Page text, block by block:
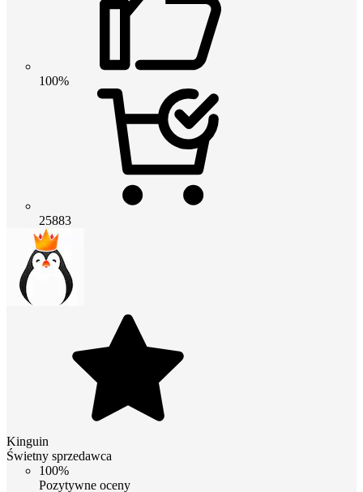
100%
25883
Kinguin
Świetny sprzedawca
100%
Pozytywne oceny